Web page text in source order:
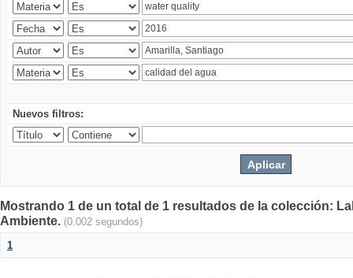
Nuevos filtros:
Mostrando 1 de un total de 1 resultados de la colección:
Ambiente. (0.002 segundos)
1